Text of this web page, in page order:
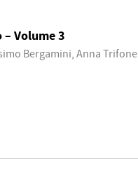
Volume 3
Bergamini, Anna Trifone